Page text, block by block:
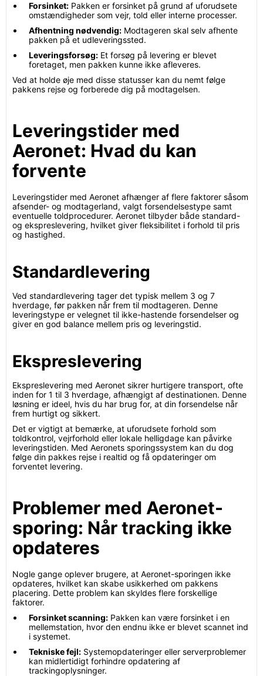
Forsinket: Pakken er forsinket på grund af uforudsete
omstændigheder som vejr, told eller interne processer.
Afhentning nødvendig: Modtageren skal selv afhente
pakken på et udleveringssted.
Leveringsforsøg: Et forsøg på levering er blevet
foretaget, men pakken kunne ikke afleveres.
Ved at holde øje med disse statusser kan du nemt følge
pakkens rejse og forberede dig på modtagelsen.
Leveringstider med
Aeronet: Hvad du kan
forvente
Leveringstider med Aeronet afhænger af flere faktorer såsom
afsender- og modtagerland, valgt forsendelsestype samt
eventuelle toldprocedurer. Aeronet tilbyder både standard-
og ekspreslevering, hvilket giver fleksibilitet i forhold til pris
og hastighed.
Standardlevering
Ved standardlevering tager det typisk mellem 3 og 7
hverdage, før pakken når frem til modtageren. Denne
leveringstype er velegnet til ikke-hastende forsendelser og
giver en god balance mellem pris og leveringstid.
Ekspreslevering
Ekspreslevering med Aeronet sikrer hurtigere transport, ofte
inden for 1 til 3 hverdage, afhængigt af destinationen. Denne
løsning er ideel, hvis du har brug for, at din forsendelse når
frem hurtigt og sikkert.
Det er vigtigt at bemærke, at uforudsete forhold som
toldkontrol, vejrforhold eller lokale helligdage kan påvirke
leveringstiden. Med Aeronets sporingssystem kan du dog
følge din pakkes rejse i realtid og få opdateringer om
forventet levering.
Problemer med Aeronet-
sporing: Når tracking ikke
opdateres
Nogle gange oplever brugere, at Aeronet-sporingen ikke
opdateres, hvilket kan skabe usikkerhed om pakkens
placering. Dette problem kan skyldes flere forskellige
faktorer.
Forsinket scanning: Pakken kan være forsinket i en
mellemstation, hvor den endnu ikke er blevet scannet ind
i systemet.
Tekniske fejl: Systemopdateringer eller serverproblemer
kan midlertidigt forhindre opdatering af
trackingoplysninger.